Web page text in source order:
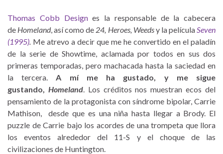
Thomas Cobb Designes la responsable de la cabecera
de Homeland, así como de 24, Heroes, Weedsy la película Seven
(1995) Me atrevo a decir que me he convertido en el paladín
de la serie de Showtime, aclamada por todos en sus dos
primeras temporadas, pero machacada hasta la saciedad en
la tercera. A mí me ha gustado, y me sigue
gustando, Homeland. Los créditos nos muestran ecos del
pensamiento de la protagonista con síndrome bipolar, Carrie
Mathison, desde que es una niña hasta llegar a Brody. El
puzzle de Carrie bajo los acordes de una trompeta que llora
los eventos alrededor del 11-S y el choque de las
civilizaciones de Huntington.